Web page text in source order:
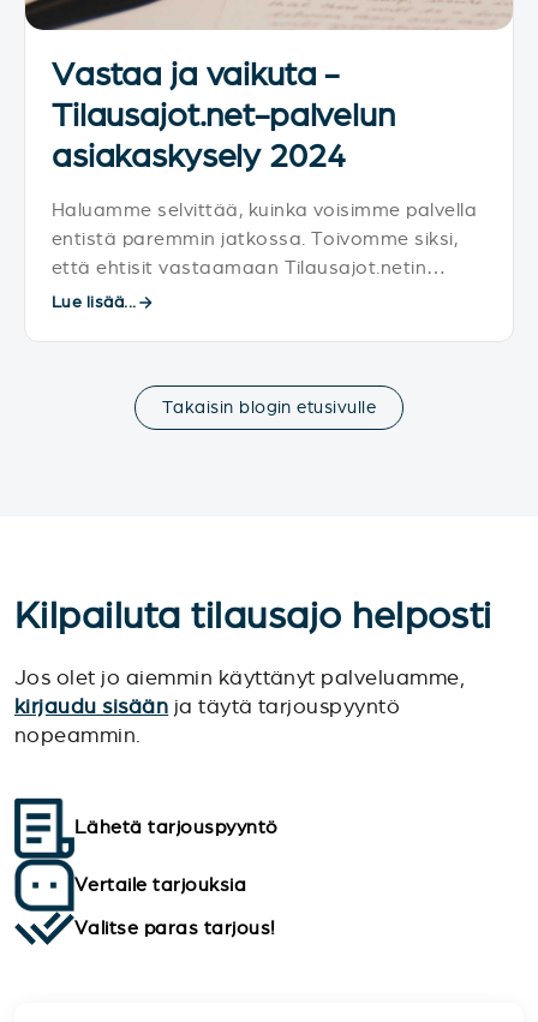
Vastaa ja vaikuta -
Tilausajot.net-palvelun
asiakaskysely 2024
Haluamme selvittää, kuinka voisimme palvella
entistä paremmin jatkossa. Toivomme siksi,
että ehtisit vastaamaan Tilausajot.netin
asiakastyytyväisyyskyselyyn.
Lue lisää...
Takaisin blogin etusivulle
Kilpailuta tilausajo helposti
Jos olet jo aiemmin käyttänyt palveluamme,
kirjaudu sisään ja täytä tarjouspyyntö
nopeammin.
Lähetä tarjouspyyntö
Vertaile tarjouksia
Valitse paras tarjous!